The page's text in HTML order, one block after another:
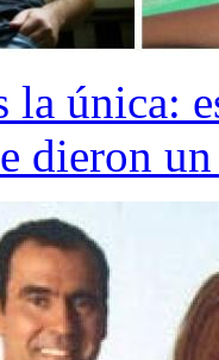
la única:
dieron